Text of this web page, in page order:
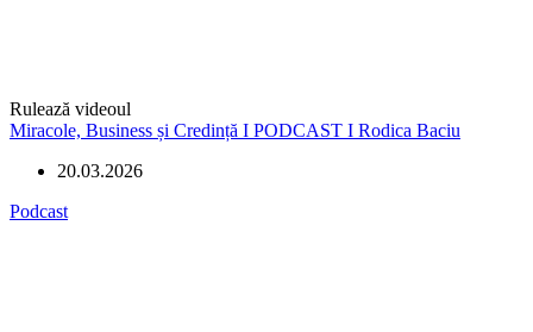
Rulează videoul
Miracole, Business și Credință I PODCAST I Rodica Baciu
20.03.2026
Podcast